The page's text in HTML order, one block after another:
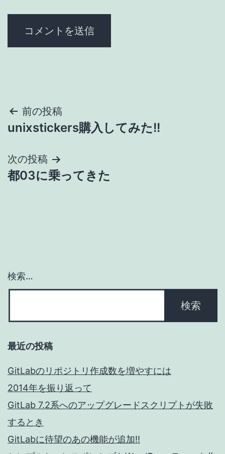
投
稿
ナ
ビ
ョ
前の投稿
unixstickers購入してみた!!
次の投稿
都03に乗ってきた
検索…
最近の投稿
GitLabのリポジトリ作成数を増やすには
2014年を振り返って
GitLab 7.2系へのアップグレードスクリプトが失敗
するとき
GitLabに待望のあの機能が追加!!